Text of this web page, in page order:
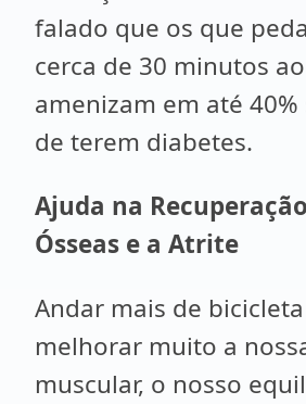
falado que os que
cerca de 30 minutos
amenizam em até 40%
de terem diabetes.
Ajuda na
Ósseas e a Atrite
Andar mais de
melhorar muito a
muscular, o nosso